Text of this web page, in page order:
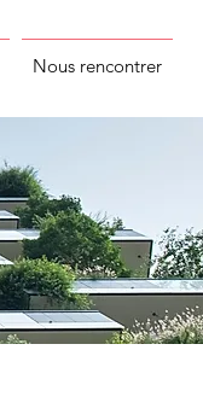
Nous rencontrer